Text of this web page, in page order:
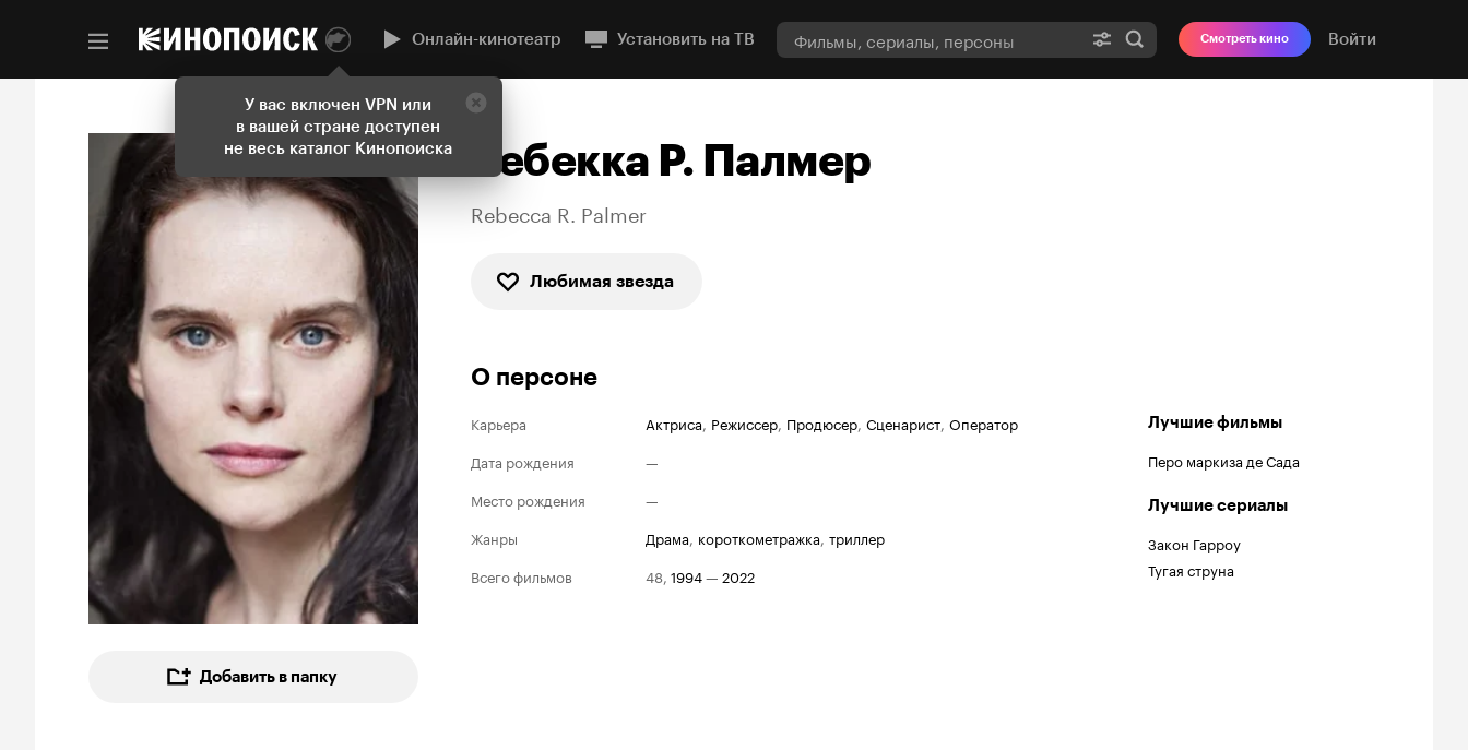
У вас включен VPN или
в вашей стране доступен
не весь каталог Кинопоиска
Онлайн-кинотеатр Установить на ТВ Смотреть кино Войти
Добавить в папку
Ребекка Р. Палмер
Rebecca R. Palmer
Любимая звезда
О персоне
Карьера Актриса, Режиссер, Продюсер, Сценарист, Оператор
Дата рождения
—
Место рождения
—
Жанры
драма, короткометражка, триллер
Всего фильмов
48, 1994— 2022
Лучшие фильмы
Перо маркиза де Сада
Лучшие сериалы
Закон Гарроу
Тугая струна